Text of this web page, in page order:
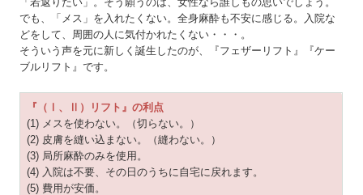
でも、「メス」を入れたくない。全身麻酔も不安に感じる。入院な
どをして、周囲の人に気付かれたくない・・・。
そういう声を元に新しく誕生したのが、『フェザーリフト』『ケー
ブルリフト』です。
『（Ⅰ、Ⅱ）リフト』の利点
(1) メスを使わない。（切らない。）
(2) 皮膚を縫い込まない。（縫わない。）
(3) 局所麻酔のみを使用。
(4) 入院は不要、その日のうちに自宅に戻れます。
(5) 費用が安価。